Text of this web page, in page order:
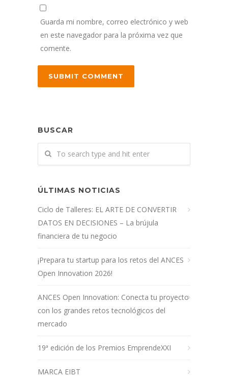
Guarda mi nombre, correo electrónico y web
en este navegador para la próxima vez que
comente.
BUSCAR
ÚLTIMAS NOTICIAS
Ciclo de Talleres: EL ARTE DE CONVERTIR
DATOS EN DECISIONES – La brújula
financiera de tu negocio
¡Prepara tu startup para los retos del ANCES
Open Innovation 2026!
ANCES Open Innovation: Conecta tu proyecto
con los grandes retos tecnológicos del
mercado
19ª edición de los Premios EmprendeXXI
MARCA EIBT